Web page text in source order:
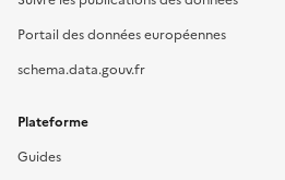
Portail des données européennes
schema.data.gouv.fr
Plateforme
Guides